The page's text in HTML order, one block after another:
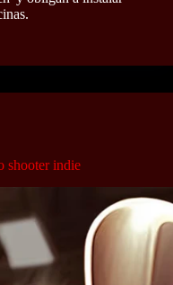
shooter indie